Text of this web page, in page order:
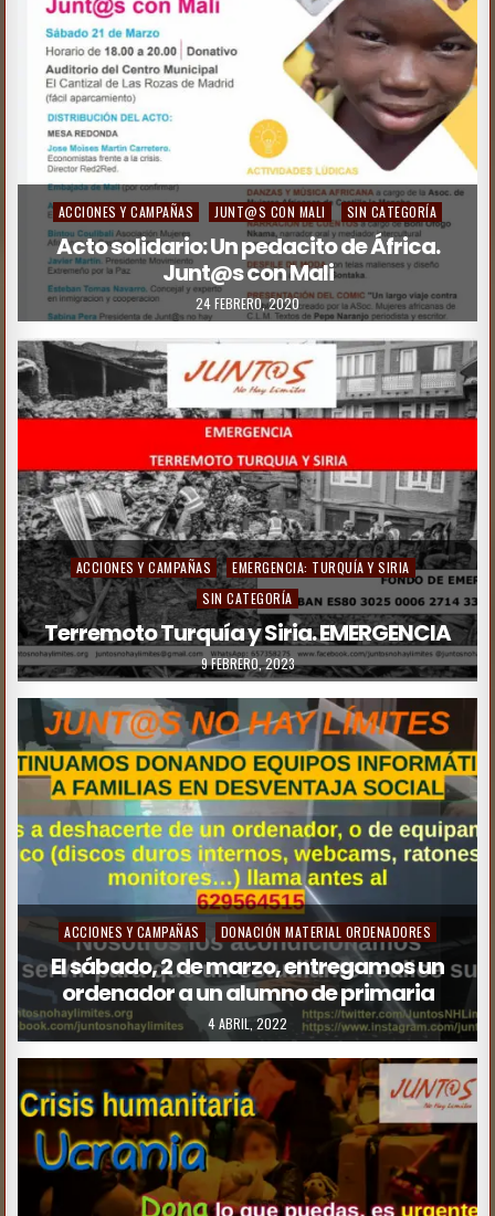
ACCIONES Y CAMPAÑAS JUNT@S CON MALI SIN CATEGORÍA
Acto solidario: Un pedacito de África.
Junt@s con Mali
24 FEBRERO, 2020
ACCIONES Y CAMPAÑAS
EMERGENCIA: TURQUÍA Y SIRIA
SIN CATEGORÍA
Terremoto Turquía y Siria. EMERGENCIA
9 FEBRERO, 2023
ACCIONES Y CAMPAÑAS DONACIÓN MATERIAL ORDENADORES
El sábado, 2 de marzo, entregamos un
ordenador a un alumno de primaria
4 ABRIL, 2022